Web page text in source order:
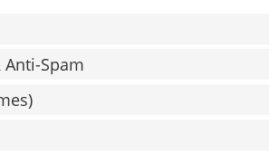
Anti-Spam